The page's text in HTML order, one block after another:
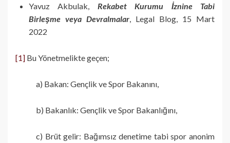
Yavuz Akbulak, Rekabet Kurumu İznine Tabi
Birleşme veya Devralmalar , Legal Blog, 15 Mart
2022
[1] Bu Yönetmelikte geçen;
a) Bakan: Gençlik ve Spor Bakanını,
b) Bakanlık: Gençlik ve Spor Bakanlığını,
c) Brüt gelir: Bağımsız denetime tabi spor anonim